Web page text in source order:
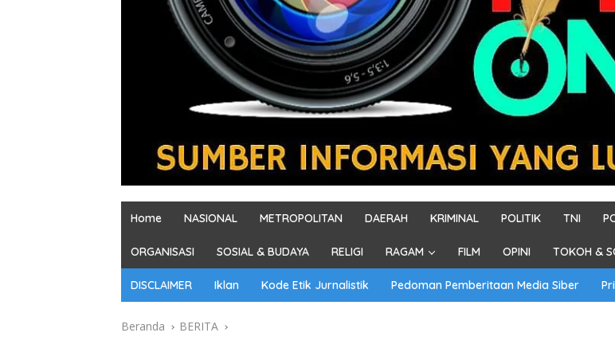
Home NASIONAL METROPOLITAN DAERAH KRIMINAL POLITIK TNI
ORGANISASI SOSIAL & BUDAYA RELIGI RAGAM FILM OPINI TOKOH &
DISCLAIMER Iklan Kode Etik Jurnalistik Pedoman Pemberitaan Media Siber
Beranda BERITA